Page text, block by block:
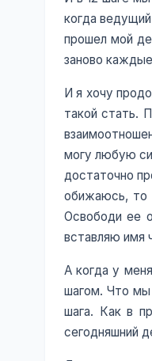
когда
прошел мой
заново
И я хочу
такой стать.
могу любую
достаточно
обижаюсь, то
Освободи ее
вставляю имя
А когда у
шагом. Что мы
шага. Как в
сегодняшний